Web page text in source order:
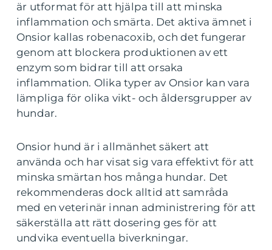
är utformat för att hjälpa till att minska
inflammation och smärta. Det aktiva ämnet i
Onsior kallas robenacoxib, och det fungerar
genom att blockera produktionen av ett
enzym som bidrar till att orsaka
inflammation. Olika typer av Onsior kan vara
lämpliga för olika vikt- och åldersgrupper av
hundar.
Onsior hund är i allmänhet säkert att
använda och har visat sig vara effektivt för att
minska smärtan hos många hundar. Det
rekommenderas dock alltid att samråda
med en veterinär innan administrering för att
säkerställa att rätt dosering ges för att
undvika eventuella biverkningar.